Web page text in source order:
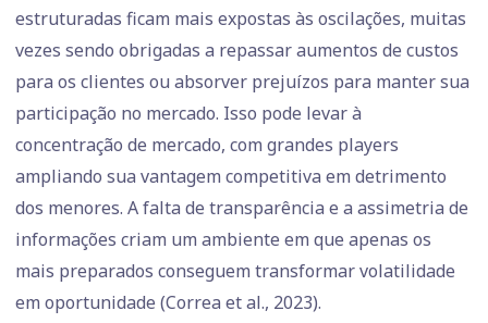
estruturadas ficam mais expostas às oscilações, muitas
vezes sendo obrigadas a repassar aumentos de custos
para os clientes ou absorver prejuízos para manter sua
participação no mercado. Isso pode levar à
concentração de mercado, com grandes players
ampliando sua vantagem competitiva em detrimento
dos menores. A falta de transparência e a assimetria de
informações criam um ambiente em que apenas os
mais preparados conseguem transformar volatilidade
em oportunidade (Correa et al., 2023).